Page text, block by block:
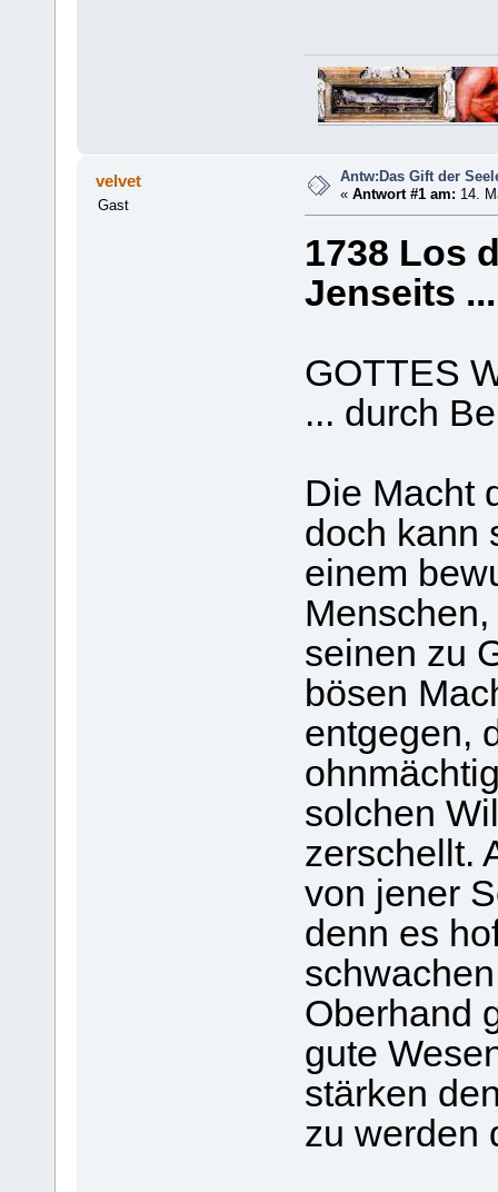
velvet
Gast
Antw:Das Gift der
«Antwort #1 am: 14.
1738 Los
Jenseits
GOTTES
... durch
Die Macht
doch kann
einem
seinen zu
bösen
entgegen,
solchen
zerschellt.
von jener
denn es
Oberhand
gute
stärken
zu werden